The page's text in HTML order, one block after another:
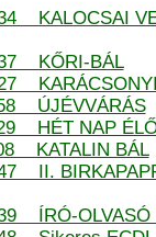
KALOCSAI
KŐRI-BÁL
ÚJÉVVÁRÁS
HÉT NAP
KATALIN BÁL
II.
ÍRÓ-OLVASÓ